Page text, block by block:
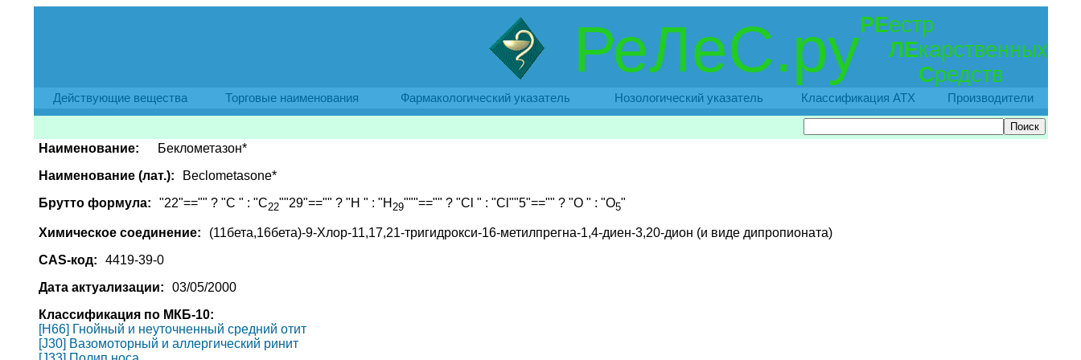
РеЛеС.руРЕестр
ЛЕкарственных
Средств
Действующие вещества Торговые наименования Фармакологический указатель Нозологический указатель Классификация АТХ Производители
Наименование:
Беклометазон*
Наименование (лат.):
Beclometasone*
Брутто формула:
"22"=="" ? "C " : "C22""29"=="" ? "H " : "H 29"""=="" ? "Cl " : "Cl ""5"=="" ? "O " : "O5"
Химическое соединение:
(11бета,16бета)-9-Хлор-11,17,21-тригидрокси-16-метилпрегна-1,4-диен-3,20-дион (и виде дипропионата)
CAS-код:
4419-39-0
Дата актуализации:
03/05/2000
Классификация по МКБ-10:
[H66] Гнойный и неуточненный средний отит
[J30] Вазомоторный и аллергический ринит